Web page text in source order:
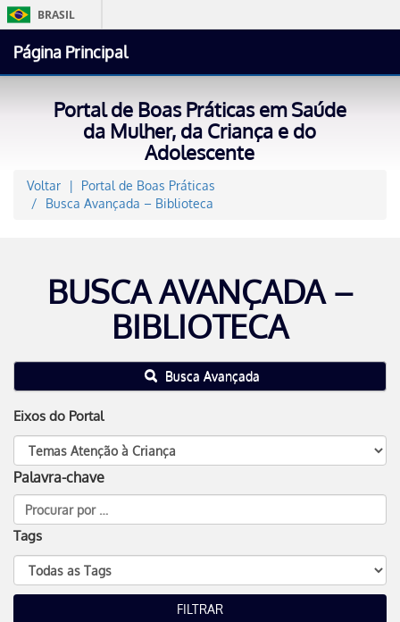
BRASIL
Acesso à
Página Principal
Portal de Boas Práticas em Saúde
da Mulher, da Criança e do
Adolescente
Voltar
Portal de Boas Práticas
Busca Avançada – Biblioteca
BUSCA AVANÇADA –
BIBLIOTECA
Busca Avançada
Eixos do Portal
Palavra-chave
Tags